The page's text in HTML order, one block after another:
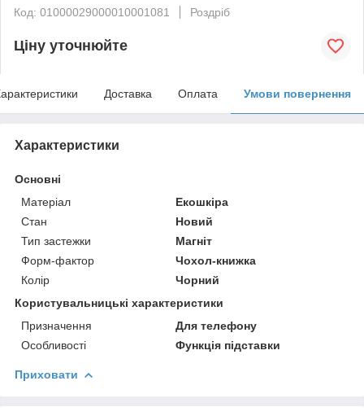
Код: 01000029000010001081
Роздріб
Ціну уточнюйте
Доставка Оплата Умови повернення
Характеристики
Основні
Матеріал
Екошкіра
Стан
Новий
Тип застежки
Магніт
Форм-фактор
Чохол-книжка
Колір
Чорний
Користувальницькі характеристики
Призначення
Для телефону
Особливості
Функція підставки
Приховати